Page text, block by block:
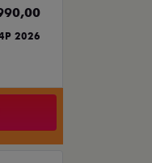
2026